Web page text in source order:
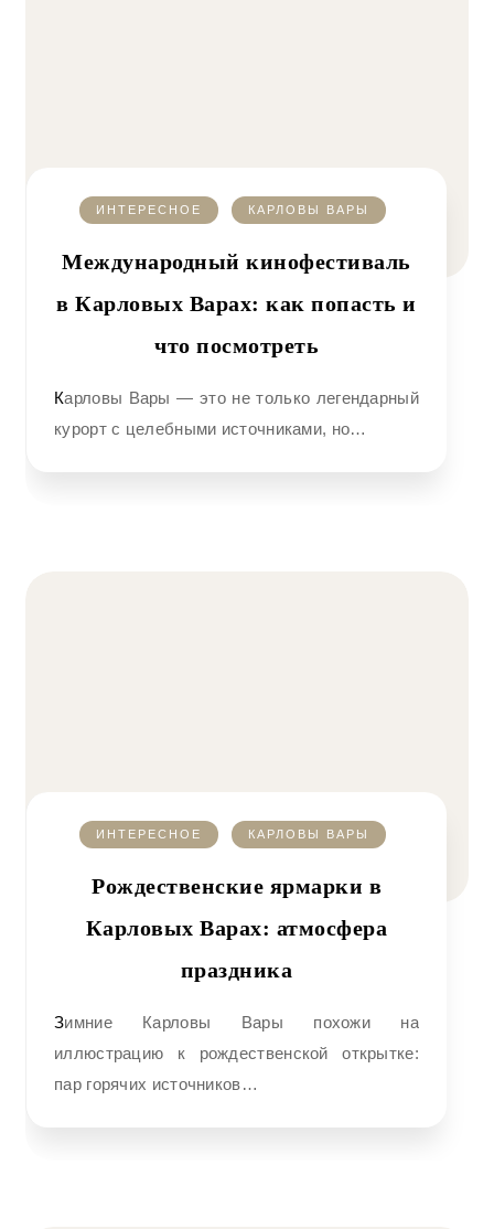
ИНТЕРЕСНОЕ КАРЛОВЫ ВАРЫ
Международный кинофестиваль
в Карловых Варах: как попасть и
что посмотреть
Карловы Вары — это не только легендарный
курорт с целебными источниками, но…
ИНТЕРЕСНОЕ КАРЛОВЫ ВАРЫ
Рождественские ярмарки в
Карловых Варах: атмосфера
праздника
Зимние Карловы Вары похожи на
иллюстрацию к рождественской открытке:
пар горячих источников…